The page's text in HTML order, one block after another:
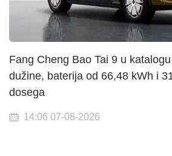
Fang Cheng Bao Tai 9 u
dužine, baterija od 66,48 kWh i
dosega
14:06 07-08-2026